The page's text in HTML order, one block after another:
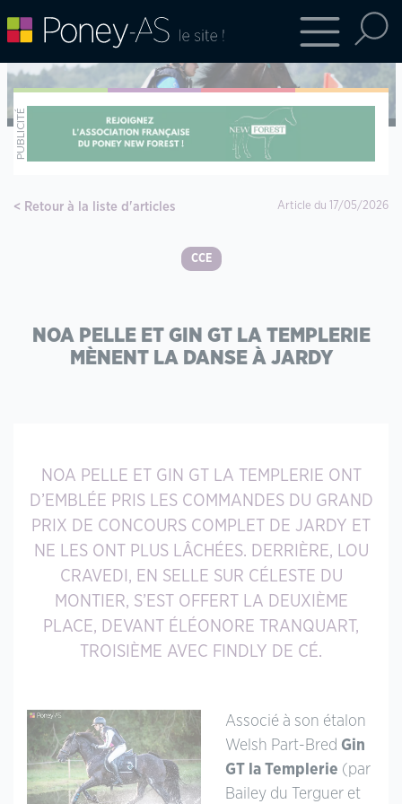
Retour à la liste d'articles Article du 17/05/2026
CCE
NOA PELLE ET GIN GT LA TEMPLERIE
MÈNENT LA DANSE À JARDY
NOA PELLE ET GIN GT LA TEMPLERIE ONT
D’EMBLÉE PRIS LES COMMANDES DU GRAND
PRIX DE CONCOURS COMPLET DE JARDY ET
NE LES ONT PLUS LÂCHÉES. DERRIÈRE, LOU
CRAVEDI, EN SELLE SUR CÉLESTE DU
MONTIER, S’EST OFFERT LA DEUXIÈME
PLACE, DEVANT ÉLÉONORE TRANQUART,
TROISIÈME AVEC FINDLY DE CÉ.
Associé à son étalon
Welsh Part-Bred Gin
GT la Templerie (par
Bailey du Terguer et